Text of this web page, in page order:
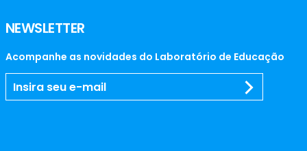
NEWSLETTER
Acompanhe as novidades do Laboratório de Educação